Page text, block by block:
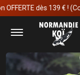
dès 139 € ! (Colis ≤
Accueil
Fournitures
Plantes aquatiques